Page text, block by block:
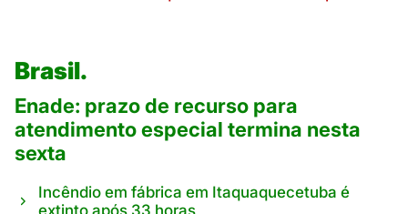
Brasil.
Enade: prazo de recurso para
atendimento especial termina nesta
sexta
Incêndio em fábrica em Itaquaquecetuba é